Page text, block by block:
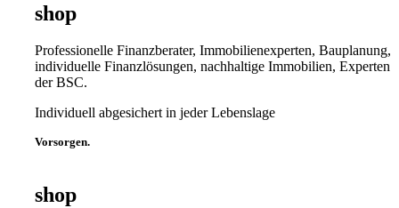
shop
Professionelle Finanzberater, Immobilienexperten, Bauplanung,
individuelle Finanzlösungen, nachhaltige Immobilien, Experten
der BSC.
Individuell abgesichert in jeder Lebenslage
Vorsorgen.
shop